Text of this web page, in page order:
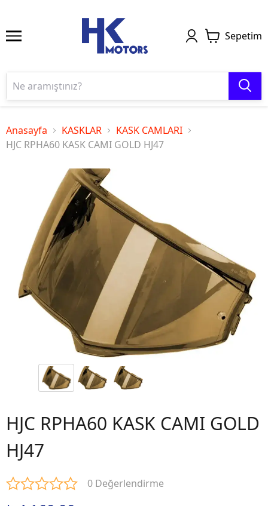
Sepetim
Anasayfa KASKLAR
KASK CAMLARI
HJC RPHA60 KASK CAMI GOLD HJ47
HJC RPHA60 KASK CAMI GOLD
HJ47
0 Değerlendirme